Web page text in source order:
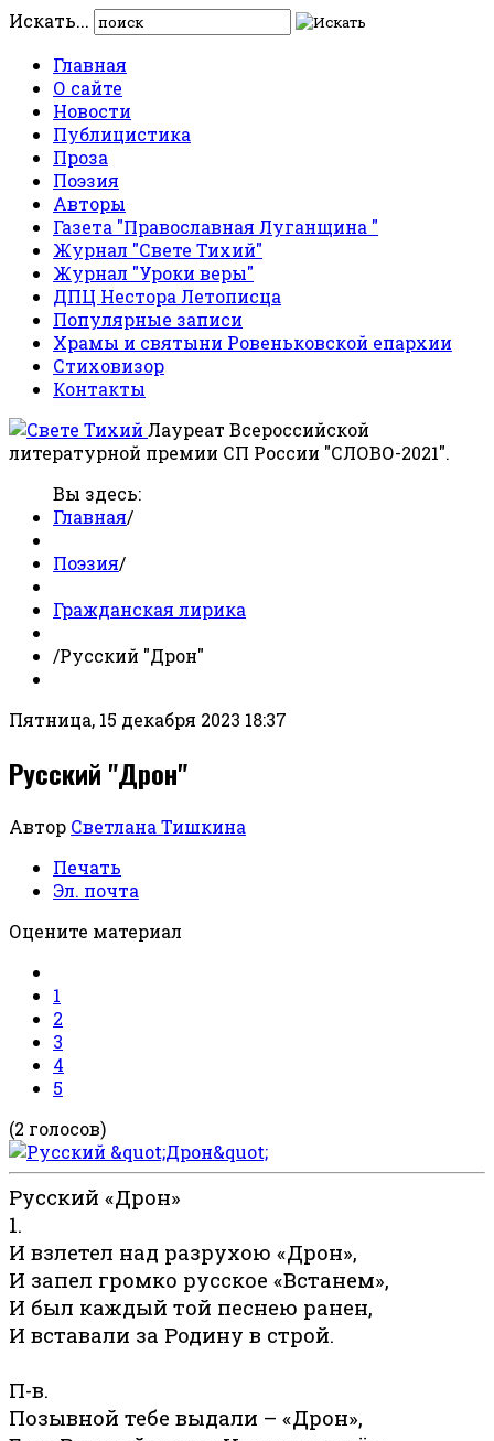
Искать...
Главная
О сайте
Новости
Публицистика
Проза
Поэзия
Авторы
Газета "Православная Луганщина "
Журнал "Свете Тихий"
Журнал "Уроки веры"
ДПЦ Нестора Летописца
Популярные записи
Храмы и святыни Ровеньковской епархии
Стиховизор
Контакты
Лауреат Всероссийской
литературной премии СП России "СЛОВО-2021".
Вы здесь:
Главная/
Поэзия/
Гражданская лирика
/Русский "Дрон"
Пятница, 15 декабря 2023 18:37
Русский "Дрон"
Автор Светлана Тишкина
Печать
Эл. почта
Оцените материал
1
2
3
4
5
(2 голосов)
Русский «Дрон»
1.
И взлетел над разрухою «Дрон»,
И запел громко русское «Встанем»,
И был каждый той песнею ранен,
И вставали за Родину в строй.
П-в.
Позывной тебе выдали – «Дрон»,